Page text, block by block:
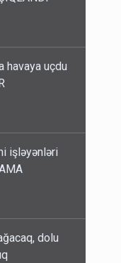
havaya uçdu
işləyənləri
dolu